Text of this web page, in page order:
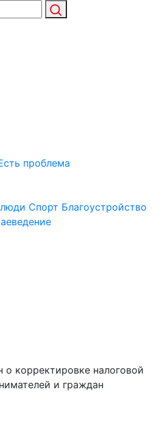
проблема
Спорт Благоустройство
о корректировке налоговой
и граждан